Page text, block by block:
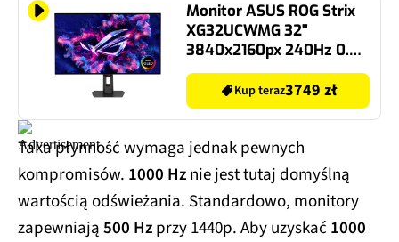
Monitor ASUS ROG Strix
XG32UCWMG 32"
3840x2160px 240Hz 0.03
ms [GTG]
Kup teraz3749 zł
Taka płynność wymaga jednak pewnych
kompromisów. 1000 Hznie jest tutaj domyślną
wartością odświeżania. Standardowo, monitory
zapewniają500 Hzprzy 1440p. Aby uzyskać 1000